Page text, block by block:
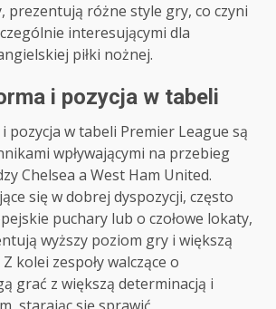
prezentują różne style gry, co czyni
interesującymi dla
piłki nożnej.
i pozycja w tabeli
pozycja w tabeli Premier League są
wpływającymi na przebieg
Chelsea a West Ham United.
się w dobrej dyspozycji, często
puchary lub o czołowe lokaty,
wyższy poziom gry i większą
kolei zespoły walczące o
grać z większą determinacją i